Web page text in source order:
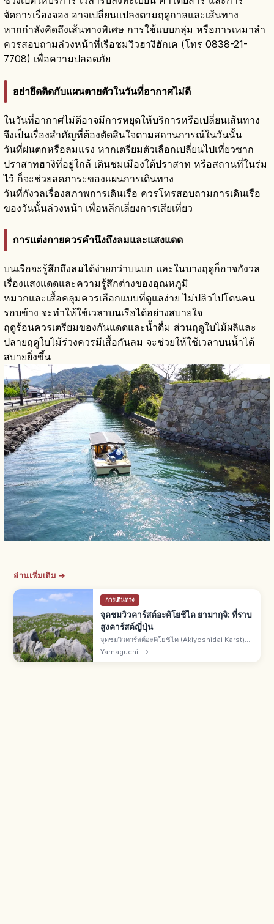
จัดการเรื่องจอง อาจเปลี่ยนแปลงตามฤดูกาลและเส้นทาง
หากกำลังคิดถึงเส้นทางพิเศษ การใช้แบบกลุ่ม หรือการเหมาลำ
ควรสอบถามล่วงหน้าที่เรือชมวิวฮางิฮักเค (โทร 0838-21-
7708) เพื่อความปลอดภัย
อย่ายึดติดกับแผนตายตัวในวันที่อากาศไม่ดี
ในวันที่อากาศไม่ดีอาจมีการหยุดให้บริการหรือเปลี่ยนเส้นทาง
จึงเป็นเรื่องสำคัญที่ต้องตัดสินใจตามสถานการณ์ในวันนั้น
วันที่ฝนตกหรือลมแรง หากเตรียมตัวเลือกเปลี่ยนไปเที่ยวซาก
ปราสาทฮางิที่อยู่ใกล้ เดินชมเมืองใต้ปราสาท หรือสถานที่ในร่ม
ไว้ ก็จะช่วยลดภาระของแผนการเดินทาง
วันที่กังวลเรื่องสภาพการเดินเรือ ควรโทรสอบถามการเดินเรือ
ของวันนั้นล่วงหน้า เพื่อหลีกเลี่ยงการเสียเที่ยว
การแต่งกายควรคำนึงถึงลมและแสงแดด
บนเรือจะรู้สึกถึงลมได้ง่ายกว่าบนบก และในบางฤดูก็อาจกังวล
เรื่องแสงแดดและความรู้สึกต่างของอุณหภูมิ
หมวกและเสื้อคลุมควรเลือกแบบที่ดูแลง่าย ไม่ปลิวไปโดนคน
รอบข้าง จะทำให้ใช้เวลาบนเรือได้อย่างสบายใจ
ฤดูร้อนควรเตรียมของกันแดดและน้ำดื่ม ส่วนฤดูใบไม้ผลิและ
ปลายฤดูใบไม้ร่วงควรมีเสื้อกันลม จะช่วยให้ใช้เวลาบนน้ำได้
สบายยิ่งขึ้น
อ่านเพิ่มเติม →
การเดินทาง
จุดชมวิวคาร์สต์อะคิโยชิได ยามากุจิ: ที่ราบ
สูงคาร์สต์ญี่ปุ่น
จุดชมวิวคาร์สต์อะคิโยชิได (Akiyoshidai Karst)
คือจุดชมวิวบนอะคิโยชิไดมิเนะ จ.ยามากุจิ ที่ราบสูง
คาร์สต์ทุ่งหญ้ามีหินปูนกระจาย คาร์เรนเฟลด์ โดลีน
Yamaguchi →